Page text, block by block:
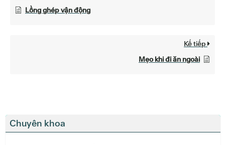
Chuyên khoa
Lồng ghép vận động
Kế tiếp
Mẹo khi đi ăn ngoài